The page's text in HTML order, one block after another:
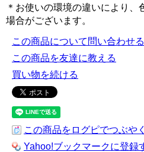
＊お使いの環境の違いにより、
場合がございます。
この商品について問い合わせる
この商品を友達に教える
買い物を続ける
この商品をログピでつぶやく
Yahoo!ブックマークに登録